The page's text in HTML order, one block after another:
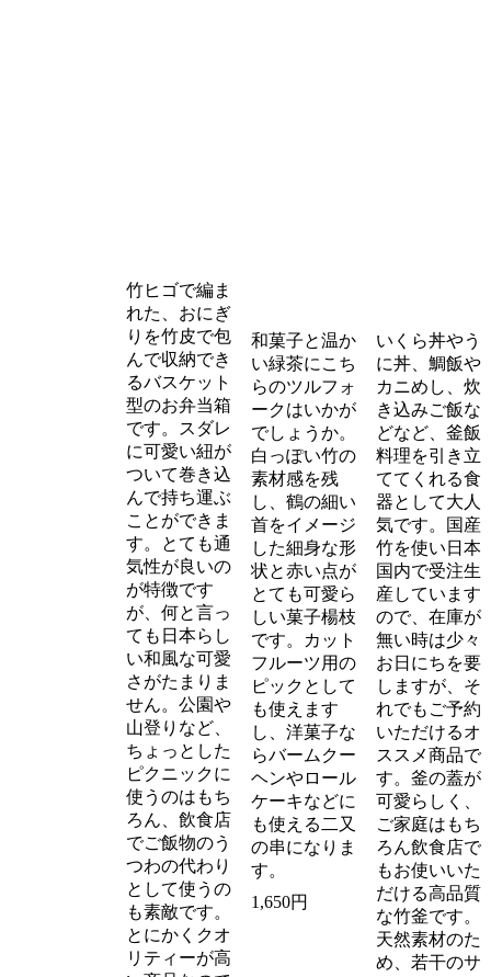
竹ヒゴで編ま
れた、おにぎ
りを竹皮で包
んで収納でき
るバスケット
型のお弁当箱
です。スダレ
に可愛い紐が
ついて巻き込
んで持ち運ぶ
ことができま
す。とても通
気性が良いの
が特徴です
が、何と言っ
ても日本らし
い和風な可愛
さがたまりま
せん。公園や
山登りなど、
ちょっとした
ピクニックに
使うのはもち
ろん、飲食店
でご飯物のう
つわの代わり
として使うの
も素敵です。
とにかくクオ
リティーが高
和菓子と温か
い緑茶にこち
らのツルフォ
ークはいかが
でしょうか。
白っぽい竹の
素材感を残
し、鶴の細い
首をイメージ
した細身な形
状と赤い点が
とても可愛ら
しい菓子楊枝
です。カット
フルーツ用の
ピックとして
も使えます
し、洋菓子な
らバームクー
ヘンやロール
ケーキなどに
も使える二又
の串になりま
す。
1,650円
いくら丼やう
に丼、鯛飯や
カニめし、炊
き込みご飯な
どなど、釜飯
料理を引き立
ててくれる食
器として大人
気です。国産
竹を使い日本
国内で受注生
産しています
ので、在庫が
無い時は少々
お日にちを要
しますが、そ
れでもご予約
いただけるオ
ススメ商品で
す。釜の蓋が
可愛らしく、
ご家庭はもち
ろん飲食店で
もお使いいた
だける高品質
な竹釜です。
天然素材のた
め、若干のサ